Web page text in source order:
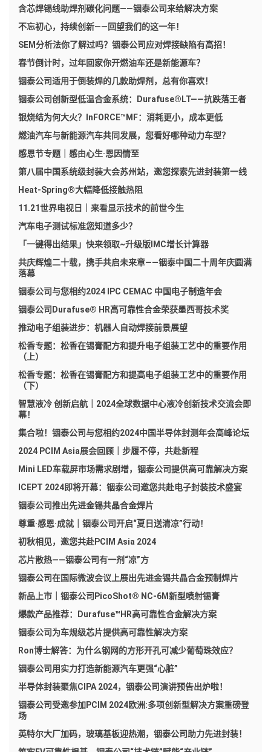
含芯焊锡线助焊剂碳化问题——铟泰公司来给解决方案
不忘初心，持续创新——回望我们的这一年！
SEM分析法你了解过吗？铟泰公司应对焊接缺陷有高招！
春节倒计时，过年回家你开燃油车还是新能源车？
铟泰公司适用于倒装焊的几款助焊剂，总有你喜欢！
铟泰公司创新型低温合金系统：Durafuse®LT——抗跌落王者
银烧结为何大火？InFORCE™MF：消耗更小，成本更低
燃油汽车与新能源汽车共同发展，您看好哪种动力车型？
感恩节专题｜感由心生·恩因情至
第八届中国系统级封装大会苏州站，邀您探索先进封装第一线
Heat-Spring®大幅降低接触热阻
11.21世界电视日｜来看显示技术的前世今生
汽车电子测试标准您知道多少？
「一键得出结果」快来领取~升级版IMC增长计算器
共庆辉煌二十载，携手共启未来章——铟泰中国二十周年庆圆满
落幕
铟泰公司与您相约2024 IPC CEMAC 中国电子制造年会
铟泰公司Durafuse® HR高可靠性合金荣获墨西哥技术奖
推动电子组装进步：机器人自动焊接前景展望
松香专题：松香在锡膏配方和提升电子组装工艺中的重要作用
（上）
松香专题：松香在锡膏配方和提高电子组装工艺中的重要作用
（下）
智慧液冷 创新启航｜2024全球数据中心液冷创新技术交流会即
幕！
集合啦！铟泰公司与您相约2024中国半导体封测年会高峰论坛
2024 PCIM Asia展会回顾｜步履不停，共赴新程
Mini LED车载屏市场需求剧增，铟泰公司提供高可靠解决方案
ICEPT 2024即将开幕：铟泰公司邀您共赴电子封装技术盛宴
铟泰公司推出先进金锡共晶合金焊片
尊重·感恩·成就｜铟泰公司开启“夏日送清凉”行动！
初秋相见，邀您共赴PCIM Asia 2024
芯片散热——铟泰公司有一剂“凉”方
铟泰公司在国际微波会议上展出先进金锡共晶合金预制焊片
新品上市｜铟泰公司PicoShot® NC-6M新型喷射锡膏
爆款产品推荐：Durafuse™HR高可靠性合金解决方案
铟泰公司为车规级芯片提供高可靠性解决方案
Ron博士解答：为什么钢网的方形开孔可减少葡萄珠效应？
铟泰公司用实力打造新能源汽车更强“心脏”
半导体封装聚焦CIPA 2024，铟泰公司演讲预告出炉啦！
铟泰公司受邀参加PCIM 2024欧洲:多项创新型解决方案重磅登
场
英特尔大厂加码，玻璃基板迎热潮，铟泰公司助力先进封装！